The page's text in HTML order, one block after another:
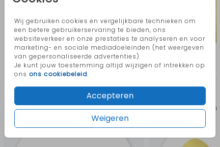
Wij gebruiken cookies en vergelijkbare technieken om
een betere gebruikerservaring te bieden, ons
websiteverkeer en onze prestaties te analyseren en voor
marketing- en sociale mediadoeleinden (het weergeven
van gepersonaliseerde advertenties).
Je kunt jouw toestemming altijd wijzigen of intrekken op
ons ons cookiebeleid.
Accepteren
Weigeren
Meer in deze stijl
Sluitzegel